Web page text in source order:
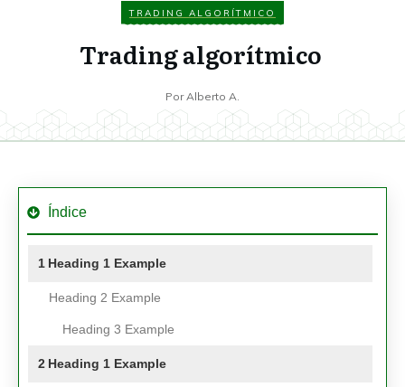
TRADING ALGORÍTMICO
Trading algorítmico
Por Alberto A.
Índice
1 Heading 1 Example
Heading 2 Example
Heading 3 Example
2 Heading 1 Example